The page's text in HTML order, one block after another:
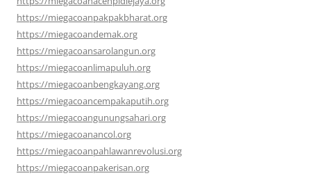
https://miegacoanpakpakbharat.org
https://miegacoandemak.org
https://miegacoansarolangun.org
https://miegacoanlimapuluh.org
https://miegacoanbengkayang.org
https://miegacoancempakaputih.org
https://miegacoangunungsahari.org
https://miegacoanancol.org
https://miegacoanpahlawanrevolusi.org
https://miegacoanpakerisan.org